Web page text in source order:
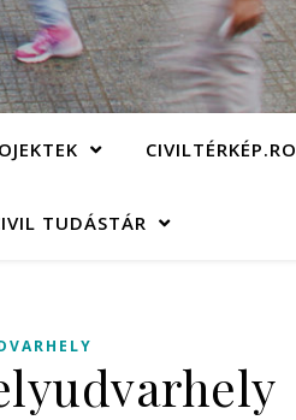
CIVILTÉRKÉP.RO
TUDÁSTÁR